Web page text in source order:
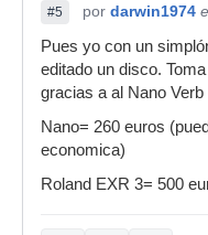
#5 por darwin1974
Pues yo con un
editado un disco.
gracias a al Nano Verb
Nano= 260 euros
economica)
Roland EXR 3= 500